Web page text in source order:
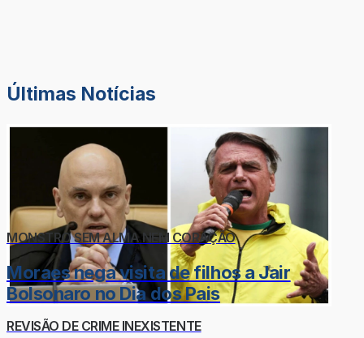
Últimas Notícias
MONSTRO SEM ALMA NEM CORAÇÃO
Moraes nega visita de filhos a Jair
Bolsonaro no Dia dos Pais
REVISÃO DE CRIME INEXISTENTE